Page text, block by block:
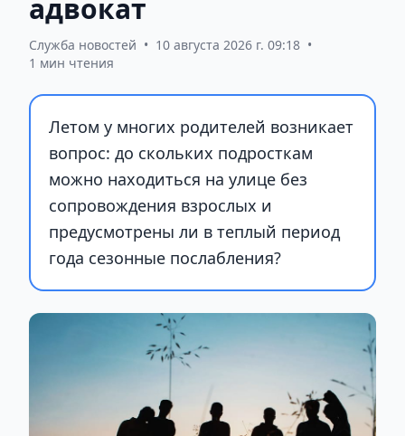
адвокат
Служба новостей • 10 августа 2026 г. 09:18 •
1 мин чтения
Летом у многих родителей возникает
вопрос: до скольких подросткам
можно находиться на улице без
сопровождения взрослых и
предусмотрены ли в теплый период
года сезонные послабления?